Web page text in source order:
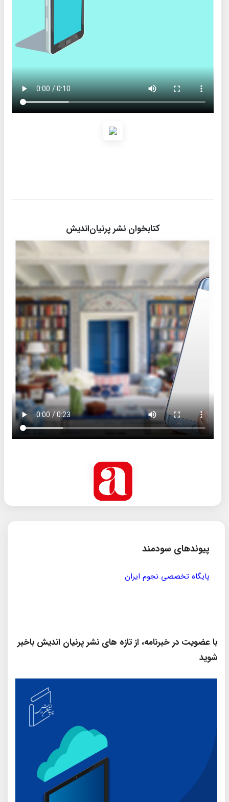
کتابخوان نشر پرنیان‌اندیش
پیوندهای سودمند
پایگاه تخصصی نجوم ایران
با عضویت در خبرنامه، از تازه‌ های نشر پرنیان‌ اندیش باخبر
شوید